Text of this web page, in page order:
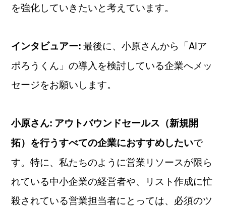
を強化していきたいと考えています。
インタビュアー: 最後に、小原さんから「AIア
ポろうくん」の導入を検討している企業へメッ
セージをお願いします。
小原さん: アウトバウンドセールス（新規開
拓）を行うすべての企業におすすめしたいで
す。特に、私たちのように営業リソースが限ら
れている中小企業の経営者や、リスト作成に忙
殺されている営業担当者にとっては、必須のツ